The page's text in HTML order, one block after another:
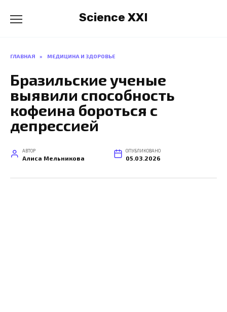
содержанию
Science XXI
ГЛАВНАЯ » МЕДИЦИНА И ЗДОРОВЬЕ
Бразильские ученые
выявили способность
кофеина бороться с
депрессией
АВТОР
Алиса Мельникова
ОПУБЛИКОВАНО
05.03.2026